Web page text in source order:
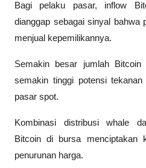
Bagi pelaku pasar, inflow
dianggap sebagai sinyal bahwa
menjual kepemilikannya.
Semakin besar jumlah
semakin tinggi potensi
pasar spot.
Kombinasi distribusi whale
Bitcoin di bursa menciptakan
penurunan harga.